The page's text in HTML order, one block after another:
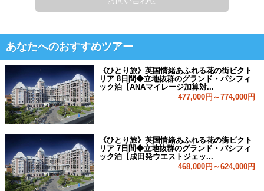
あなたへのおすすめツアー
《ひとり旅》英国情緒あふれる花の街ビクト
リア 8日間◆立地抜群のグランド・パシフィ
ック泊【ANAマイレージ加算対...
477,000円～774,000円
《ひとり旅》英国情緒あふれる花の街ビクト
リア 7日間◆立地抜群のグランド・パシフィ
ック泊【成田発ウエストジェッ...
468,000円～624,000円